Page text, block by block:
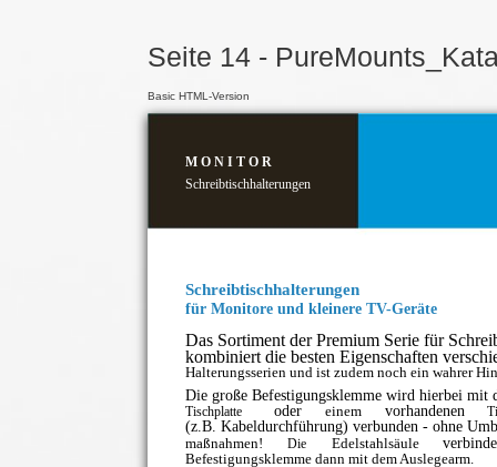
Seite 14 -
Basic HTML-Version
Schreibtischhalterungen
für Monitore und kleinere TV-Geräte
Das Sortiment der Premium Serie für
kombiniert die besten Eigenschaften
Halterungsserien und ist zudem noch ein wahrer
Die große Befestigungsklemme wird hierbei mit
Tischplatte oder einem vorhandenen
(z.B. Kabeldurchführung) verbunden - ohne
maßnahmen!
Die Edelstahlsäule
Befestigungsklemme dann mit dem Auslegearm.
M O N I T O R
Schreibtischhalterungen